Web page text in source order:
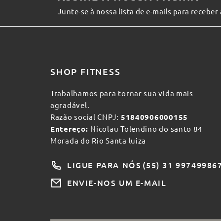
Junte-se à nossa lista de e-mails para
SHOP FITNESS
Trabalhamos para tornar sua vida mais
agradável.
Razão social CNPJ: 51840906000155
Entereço: Nicolau Tolendino do santo 84
Morada do Rio Santa luiza
LIGUE PARA NÓS (55) 31
ENVIE-NOS UM E-MAIL